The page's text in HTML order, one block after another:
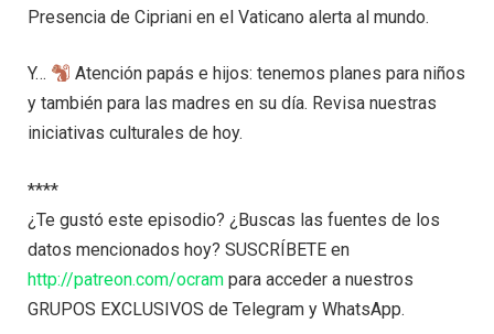
Presencia de Cipriani en el Vaticano alerta al mundo.
Y…
Atención papás e hijos: tenemos planes para niños
y también para las madres en su día. Revisa nuestras
iniciativas culturales de hoy.
****
¿Te gustó este episodio? ¿Buscas las fuentes de los
datos mencionados hoy? SUSCRÍBETE en
http://patreon.com/ocram para acceder a nuestros
GRUPOS EXCLUSIVOS de Telegram y WhatsApp.